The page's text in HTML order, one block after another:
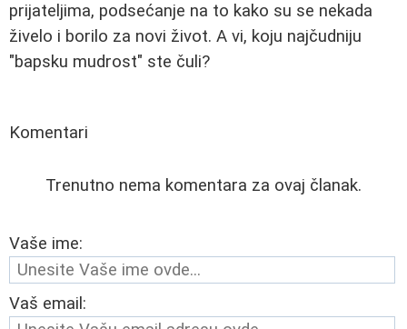
prijateljima, podsećanje na to kako su se nekada
živelo i borilo za novi život. A vi, koju najčudniju
"bapsku mudrost" ste čuli?
Komentari
Trenutno nema komentara za ovaj članak.
Vaše ime:
Vaš email: